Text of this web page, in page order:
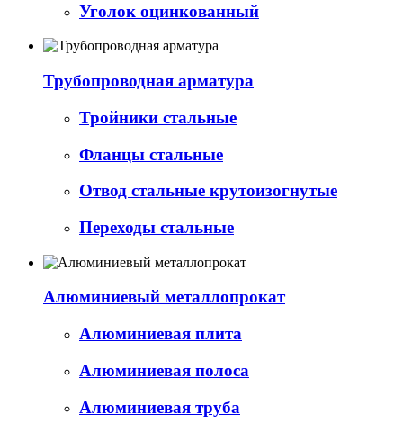
Уголок оцинкованный
Трубопроводная арматура
Тройники стальные
Фланцы стальные
Отвод стальные крутоизогнутые
Переходы стальные
Алюминиевый металлопрокат
Алюминиевая плита
Алюминиевая полоса
Алюминиевая труба